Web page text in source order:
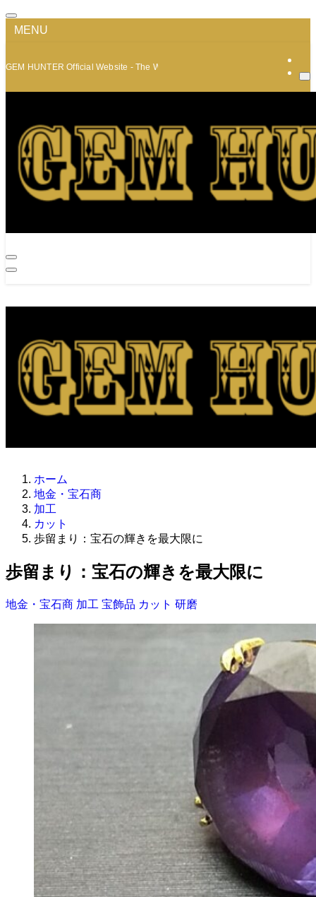
MENU
GEM HUNTER Official Website - The World of Minerals and Jewelry
ホーム
地金・宝石商
加工
カット
歩留まり：宝石の輝きを最大限に
歩留まり：宝石の輝きを最大限に
地金・宝石商 加工 宝飾品 カット 研磨